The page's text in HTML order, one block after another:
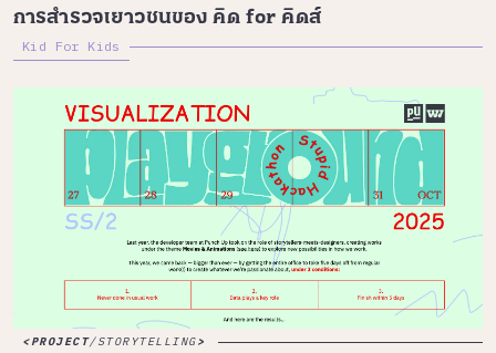
การสำรวจเยาวชนของ คิด for คิดส์
Kid For Kids
PROJECT/STORYTELLING